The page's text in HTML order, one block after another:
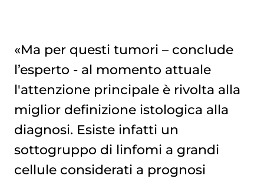
«Ma per questi tumori – conclude
l’esperto - al momento attuale
l'attenzione principale è rivolta alla
miglior definizione istologica alla
diagnosi. Esiste infatti un
sottogruppo di linfomi a grandi
cellule considerati a prognosi